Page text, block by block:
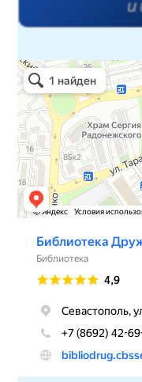
Детская библиотека №
Библиотека в